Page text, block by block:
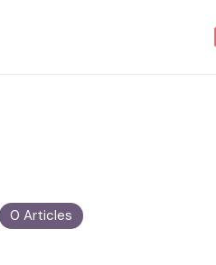
0 Articles